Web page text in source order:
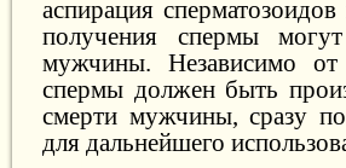
аспирация
получения спермы
мужчины. Независимо от
спермы должен быть
смерти мужчины, сразу
для дальнейшего